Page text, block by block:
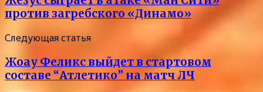
против загребского «Динамо»
Следующая статья
Жоау Феликс выйдет в стартовом
составе “Атлетико” на матч ЛЧ